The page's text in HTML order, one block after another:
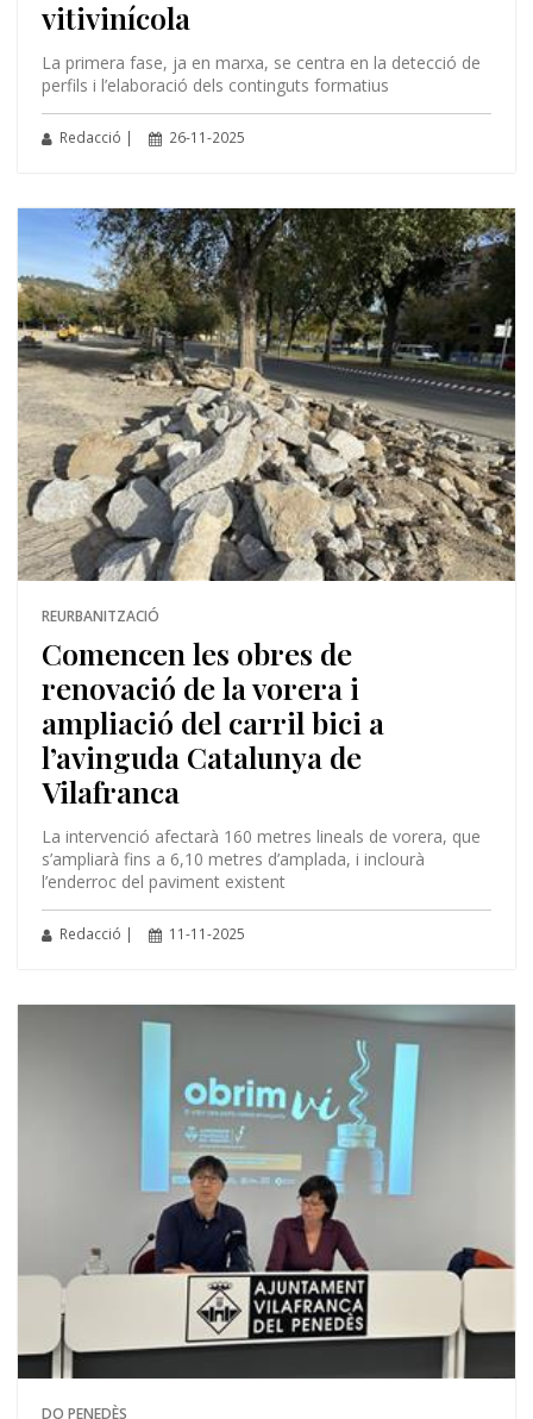
vitivinícola
La primera fase, ja en marxa, se centra en la detecció de
perfils i l’elaboració dels continguts formatius
Redacció | 26-11-2025
REURBANITZACIÓ
Comencen les obres de
renovació de la vorera i
ampliació del carril bici a
l’avinguda Catalunya de
Vilafranca
La intervenció afectarà 160 metres lineals de vorera, que
s’ampliarà fins a 6,10 metres d’amplada, i inclourà
l’enderroc del paviment existent
Redacció | 11-11-2025
DO PENEDÈS